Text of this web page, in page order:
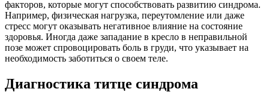
факторов, которые могут способствовать развитию синдрома.
Например, физическая нагрузка, переутомление или даже
стресс могут оказывать негативное влияние на состояние
здоровья. Иногда даже западание в кресло в неправильной
позе может спровоцировать боль в груди, что указывает на
необходимость заботиться о своем теле.
Диагностика титце синдрома